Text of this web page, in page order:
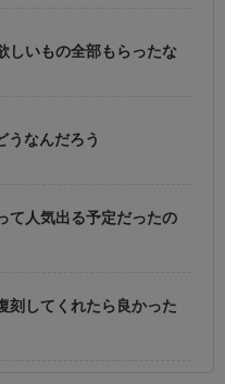
しいもの全部もらったな
うなんだろう
て人気出る予定だったの
刻してくれたら良かった